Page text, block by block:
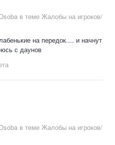
в теме Жалобы на игроков/
на передок.... и начнут
с даунов
в теме Жалобы на игроков/